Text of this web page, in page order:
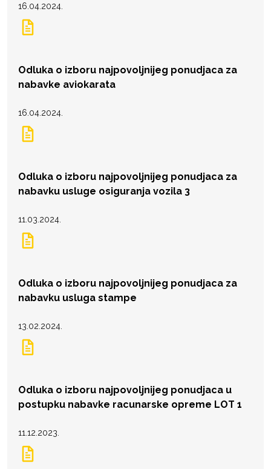
16.04.2024.
Odluka o izboru najpovoljnijeg ponudjaca za
nabavke aviokarata
16.04.2024.
Odluka o izboru najpovoljnijeg ponudjaca za
nabavku usluge osiguranja vozila 3
11.03.2024.
Odluka o izboru najpovoljnijeg ponudjaca za
nabavku usluga stampe
13.02.2024.
Odluka o izboru najpovoljnijeg ponudjaca u
postupku nabavke racunarske opreme LOT 1
11.12.2023.